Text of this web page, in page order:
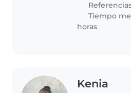
único en la
las..
Tiempo
horas
Kenia